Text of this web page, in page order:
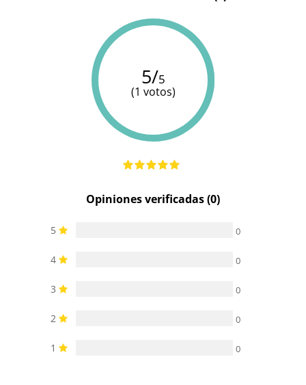
5/5
(1 votos)
Opiniones verificadas (0)
5 0
4 0
3 0
2 0
1 0